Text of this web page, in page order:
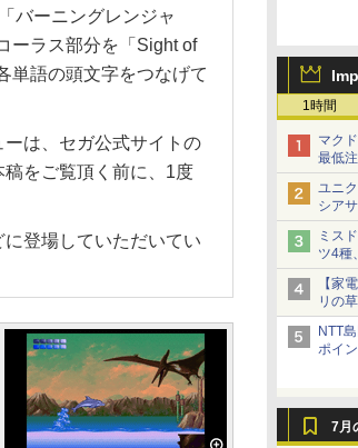
1時間
マク
最低
1,500
ユニ
シア
ショ
ミス
ツ4種
【家
リの
NTT
ポイ
7月
バーニングレンジャ
ーラス部分を「Sight of
単語の頭文字をつなげて
は、セガ公式サイトの
をご覧頂く前に、1度
に登場していただいてい